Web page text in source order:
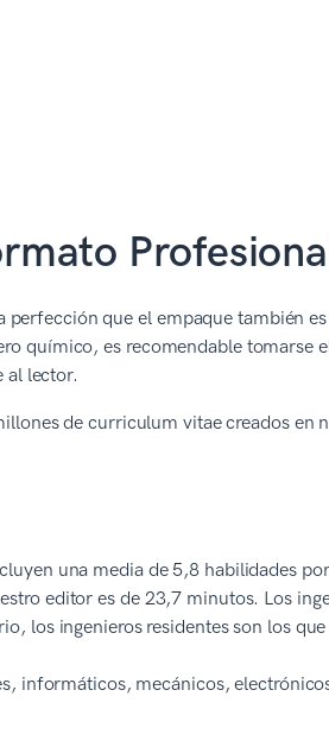
perfección que el empaque también
químico, es recomendable tomarse
al lector.
de curriculum vitae creados en
una media de 5,8 habilidades
editor es de 23,7 minutos. Los
los ingenieros residentes son los
informáticos, mecánicos,